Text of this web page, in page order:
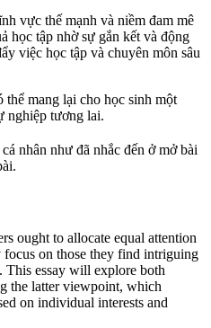
thế mạnh và niềm đam mê
học tập nhờ sự gắn kết và động
việc học tập và chuyên môn sâu
mang lại cho học sinh một
nghiệp tương lai.
nhân như đã nhắc đến ở mở bài
ought to allocate equal attention
focus on those they find intriguing
This essay will explore both
the latter viewpoint, which
on individual interests and